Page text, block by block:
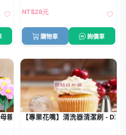
NT$28元
購物車 詢價車
親節禮物材料包
【專業花嘴】清洗器清潔刷 - DIY